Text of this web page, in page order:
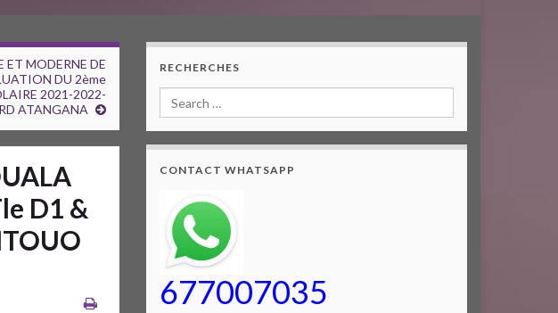
ET MODERNE DE
DU 2ème
2021-2022-
ATANGANA
D1 &
RECHERCHES
CONTACT WHATSAPP
677007035